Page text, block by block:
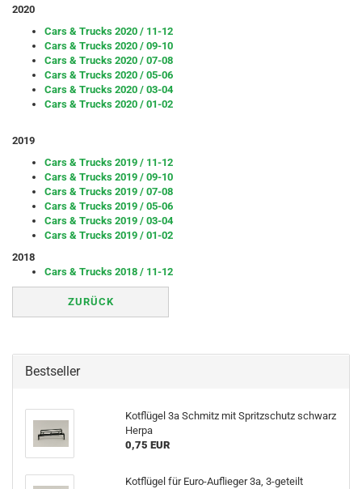
2020
Cars & Trucks 2020 / 11-12
Cars & Trucks 2020 / 09-10
Cars & Trucks 2020 / 07-08
Cars & Trucks 2020 / 05-06
Cars & Trucks 2020 / 03-04
Cars & Trucks 2020 / 01-02
2019
Cars & Trucks 2019 / 11-12
Cars & Trucks 2019 / 09-10
Cars & Trucks 2019 / 07-08
Cars & Trucks 2019 / 05-06
Cars & Trucks 2019 / 03-04
Cars & Trucks 2019 / 01-02
2018
Cars & Trucks 2018 / 11-12
ZURÜCK
Bestseller
Kotflügel 3a Schmitz mit Spritzschutz schwarz
Herpa
0,75 EUR
Kotflügel für Euro-Auflieger 3a, 3-geteilt